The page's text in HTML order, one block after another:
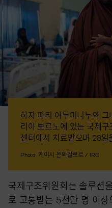
하자 파티 아두미니누와 그
리아 보르노에 있는 국제
센터에서 치료받으며 28일
Photo: 케이시 은와칼로르 / IRC
국제구조위원회는 솔루션
로 고통받는 5천만 명 이